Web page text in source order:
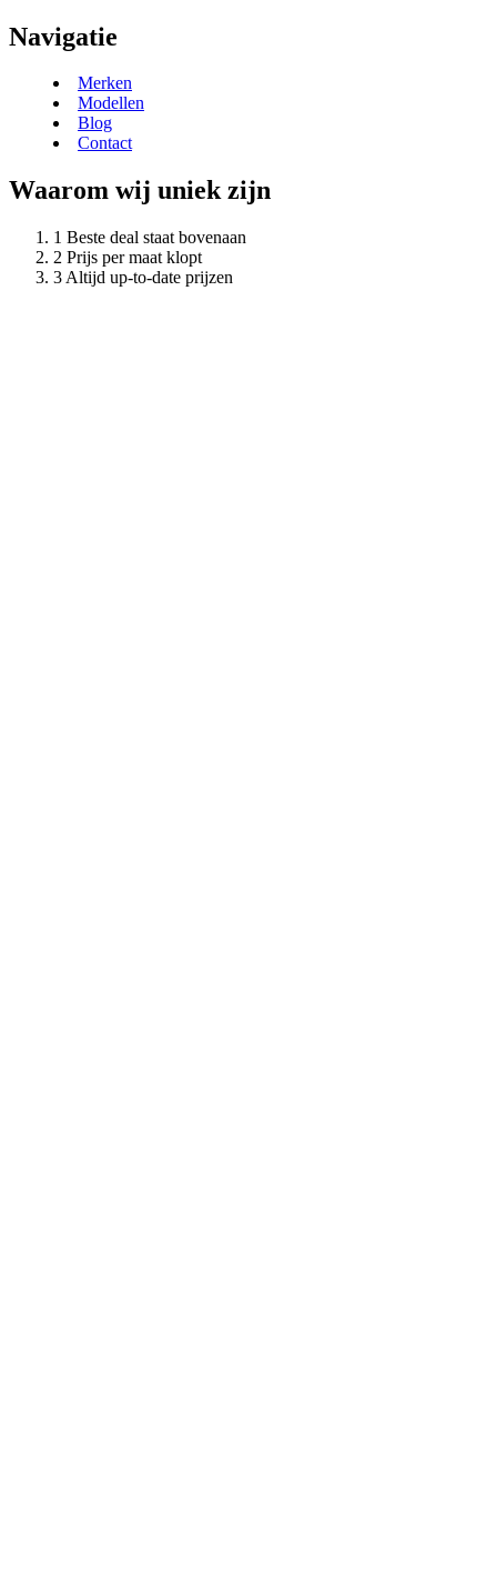
Navigatie
Merken
Modellen
Blog
Contact
Waarom wij uniek zijn
Beste deal staat bovenaan
Prijs per maat klopt
Altijd up-to-date prijzen